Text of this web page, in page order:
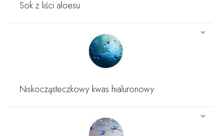
Sok z liści aloesu
Niskocząsteczkowy kwas hialuronowy